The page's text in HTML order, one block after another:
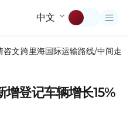
中文
咨文跨里海国际运输路线/中间走廊
增登记车辆增长15%